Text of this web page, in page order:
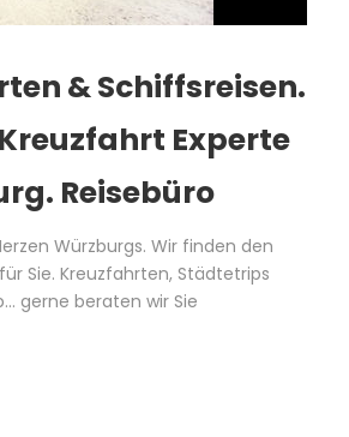
& Schiffsreisen.
Experte
Reisebüro
Würzburgs. Wir finden den
Sie. Kreuzfahrten, Städtetrips
gerne beraten wir Sie